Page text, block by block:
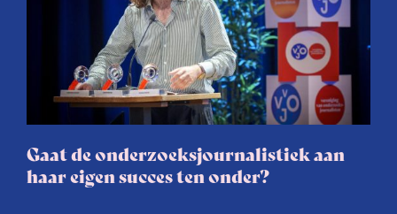
journalisten tijd, ook ervaren zij stress en
soms worden publicaties aangepast of
gaat de hele publicatie zelfs niet door.
Gaat de onderzoeksjournalistiek aan
haar eigen succes ten onder?